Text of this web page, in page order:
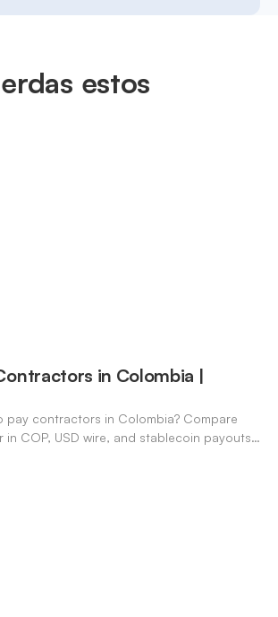
estos
in Colombia |
pay contractors in Colombia? Compare
in COP, USD wire, and stablecoin payouts.